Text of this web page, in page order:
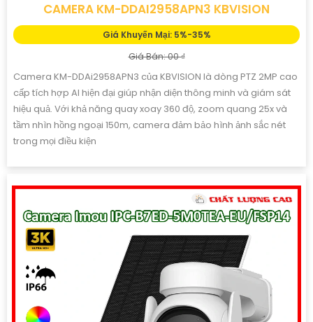
CAMERA KM-DDAI2958APN3 KBVISION
Giá Khuyến Mại: 5%-35%
Giá Bán: 00 ₫
Camera KM-DDAi2958APN3 của KBVISION là dòng PTZ 2MP cao
cấp tích hợp AI hiện đại giúp nhận diện thông minh và giám sát
hiệu quả. Với khả năng quay xoay 360 độ, zoom quang 25x và
tầm nhìn hồng ngoại 150m, camera đảm bảo hình ảnh sắc nét
trong mọi điều kiện